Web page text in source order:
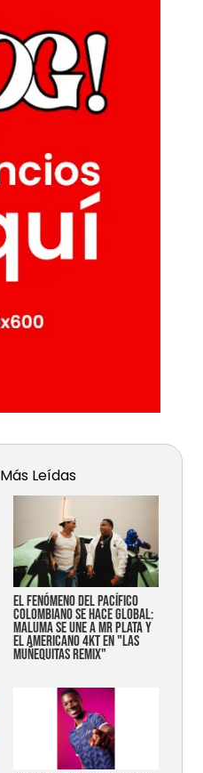
Más Leídas
EL FENÓMENO DEL PACÍFICO
COLOMBIANO SE HACE GLOBAL:
MALUMA SE UNE A MR PLATA Y
EL AMERICANO 4KT EN "LAS
MUÑEQUITAS REMIX"